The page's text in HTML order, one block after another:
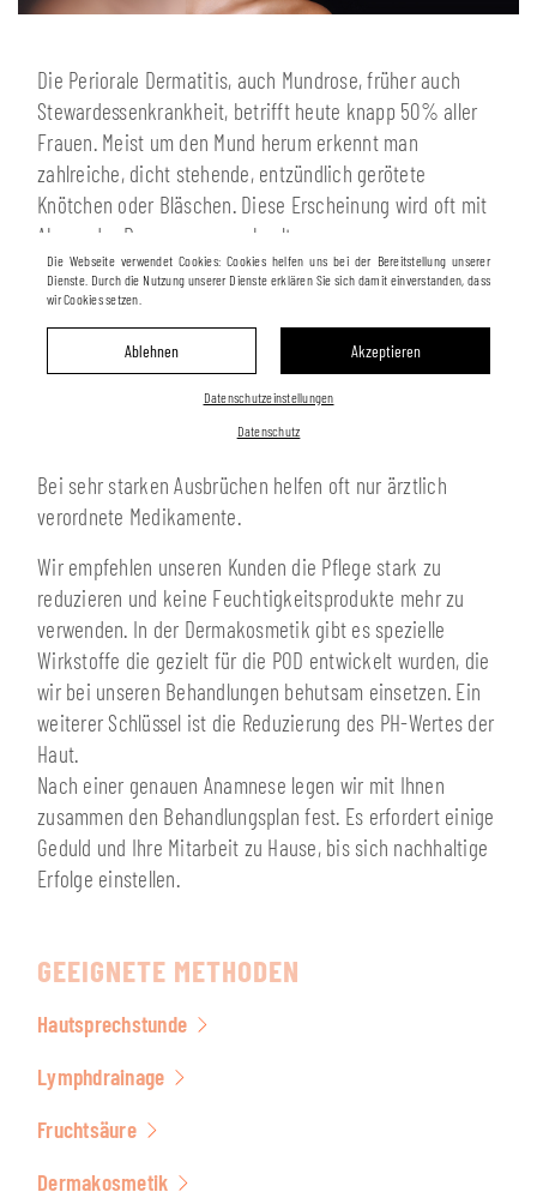
Die Periorale Dermatitis, auch Mundrose, früher auch
Stewardessenkrankheit, betrifft heute knapp 50% aller
Frauen. Meist um den Mund herum erkennt man
zahlreiche, dicht stehende, entzündlich gerötete
Knötchen oder Bläschen. Diese Erscheinung wird oft mit
Akne oder Rosacea verwechselt.
Die genaue Ursache ist bis heute unklar, oft spielt
falsche und übermäßige Pflege eine Rolle, aber auch
Stress, Pilzbefall, Bakterien und die Verwendung von
Kortison können Auslöser für diese oft belastenden
Hauterscheinungen sein. Menschen mit diesen
Problemen pflegen aus Unwissenheit immer intensiver
Bei sehr starken Ausbrüchen helfen oft nur ärztlich
verordnete Medikamente.
Wir empfehlen unseren Kunden die Pflege stark zu
reduzieren und keine Feuchtigkeitsprodukte mehr zu
verwenden. In der Dermakosmetik gibt es spezielle
Wirkstoffe die gezielt für die POD entwickelt wurden, die
wir bei unseren Behandlungen behutsam einsetzen. Ein
weiterer Schlüssel ist die Reduzierung des PH-Wertes der
Haut.
Nach einer genauen Anamnese legen wir mit Ihnen
zusammen den Behandlungsplan fest. Es erfordert einige
Geduld und Ihre Mitarbeit zu Hause, bis sich nachhaltige
Erfolge einstellen.
GEEIGNETE METHODEN
Hautsprechstunde
Lymphdrainage
Fruchtsäure
Dermakosmetik
Die Webseite verwendet Cookies: Cookies helfen uns bei der Bereitstellung unserer
Dienste. Durch die Nutzung unserer Dienste erklären Sie sich damit einverstanden, dass
wir Cookies setzen.
Ablehnen Akzeptieren
Datenschutzeinstellungen
Datenschutz